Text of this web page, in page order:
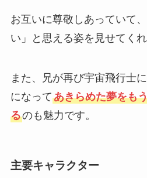
お互いに尊敬しあっていて
い」と思える姿を見せてくれ
また、兄が再び宇宙飛行士
になってあきらめた夢をも
るのも魅力です。
主要キャラクター